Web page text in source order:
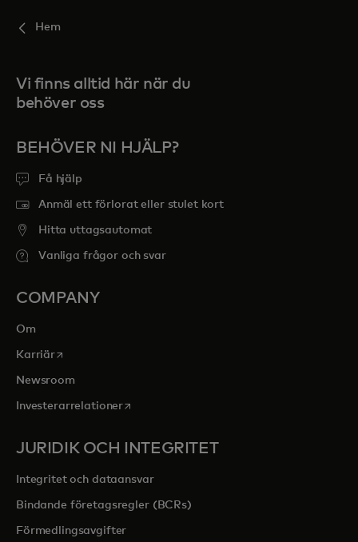
Hem
Vi finns alltid här när du
behöver oss
BEHÖVER NI HJÄLP?
Få hjälp
Anmäl ett förlorat eller stulet kort
Hitta uttagsautomat
Vanliga frågor och svar
COMPANY
Om
Karriäropens in a new tab
Newsroom
Investerarrelationeropens in a new tab
JURIDIK OCH INTEGRITET
Integritet och dataansvar
Bindande företagsregler (BCRs)
Förmedlingsavgifter